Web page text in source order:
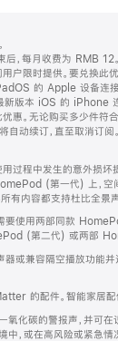
后，每月收费为 RMB 12
限时提供。要兑换此优
的 Apple 设备连
新版本 iOS 的 iPhone
惠。无论购买多少件符
自动续订，直至取消订阅
程中发生的意外损坏
(第一代) 上，空
有内容都支持杜比全景声
使用两部同款
(第二代) 或两部
或兼容隔空播放功能并
的配件。智能家居配
化碳的警报声，并可在
中，或在高风险或紧急情